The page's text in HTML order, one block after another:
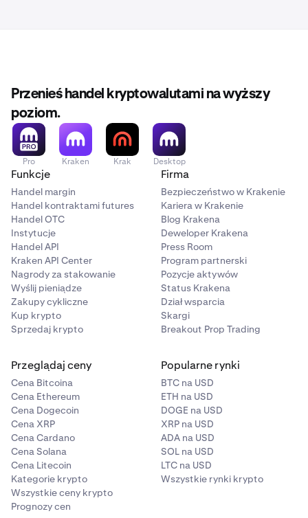
Przenieś handel kryptowalutami na wyższy
poziom.
Pro Kraken Krak Desktop
Funkcje
Handel margin
Handel kontraktami futures
Handel OTC
Instytucje
Handel API
Kraken API Center
Nagrody za stakowanie
Wyślij pieniądze
Zakupy cykliczne
Kup krypto
Sprzedaj krypto
Firma
Bezpieczeństwo w Krakenie
Kariera w Krakenie
Blog Krakena
Deweloper Krakena
Press Room
Program partnerski
Pozycje aktywów
Status Krakena
Dział wsparcia
Skargi
Breakout Prop Trading
Przeglądaj ceny
Cena Bitcoina
Cena Ethereum
Cena Dogecoin
Cena XRP
Cena Cardano
Cena Solana
Cena Litecoin
Kategorie krypto
Wszystkie ceny krypto
Prognozy cen
Popularne rynki
BTC na USD
ETH na USD
DOGE na USD
XRP na USD
ADA na USD
SOL na USD
LTC na USD
Wszystkie rynki krypto